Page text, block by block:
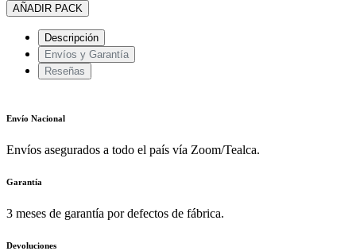
AÑADIR PACK
Descripción
Envíos y Garantía
Reseñas
Envío Nacional
Envíos asegurados a todo el país vía Zoom/Tealca.
Garantía
3 meses de garantía por defectos de fábrica.
Devoluciones